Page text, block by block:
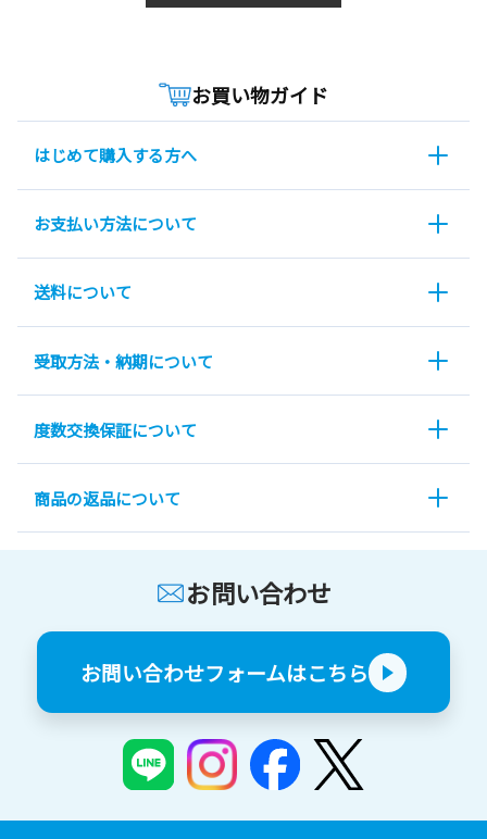
お買い物ガイド
はじめて購入する方へ
お支払い方法について
送料について
受取方法・納期について
度数交換保証について
商品の返品について
お問い合わせ
お問い合わせフォームはこちら